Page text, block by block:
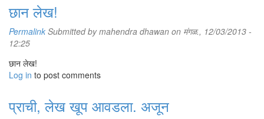
छान लेख!
Permalink Submitted bymahendra dhawan on मंगळ., 12/03/2013 -
12:25
छान लेख!
Log in to post comments
प्राची, लेख खूप आवडला. अजून